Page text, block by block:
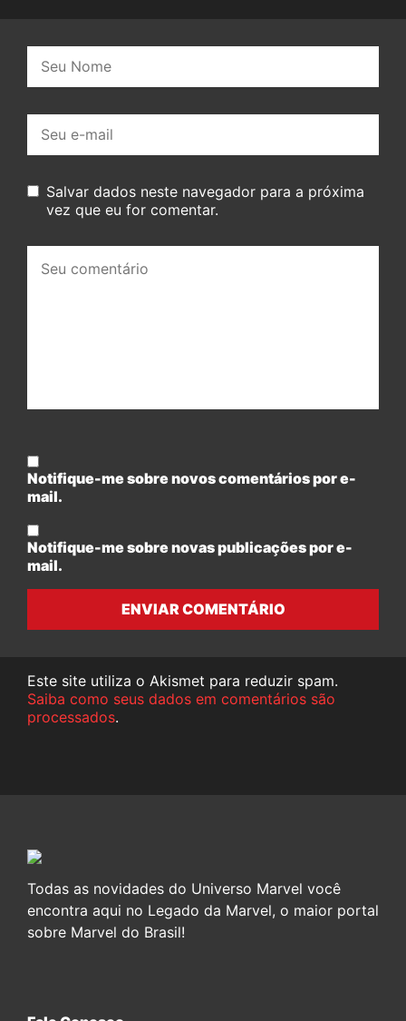
mail:
Salvar dados neste navegador para a próxima
vez que eu for comentar.
comentário:
Notifique-me sobre novos comentários por e-
mail.
Notifique-me sobre novas publicações por e-
mail.
ENVIAR COMENTÁRIO
Este site utiliza o Akismet para reduzir spam.
Saiba como seus dados em comentários são
processados.
Todas as novidades do Universo Marvel você
encontra aqui no Legado da Marvel, o maior portal
sobre Marvel do Brasil!